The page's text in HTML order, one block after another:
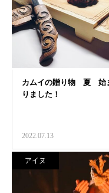
2022.07.13
アイヌ